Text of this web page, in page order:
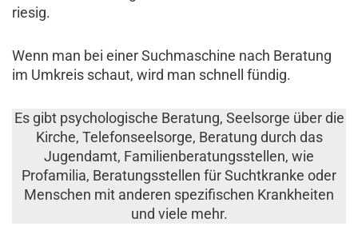
riesig.
Wenn man bei einer Suchmaschine nach Beratung
im Umkreis schaut, wird man schnell fündig.
Es gibt psychologische Beratung, Seelsorge über die
Kirche, Telefonseelsorge, Beratung durch das
Jugendamt, Familienberatungsstellen, wie
Profamilia, Beratungsstellen für Suchtkranke oder
Menschen mit anderen spezifischen Krankheiten
und viele mehr.